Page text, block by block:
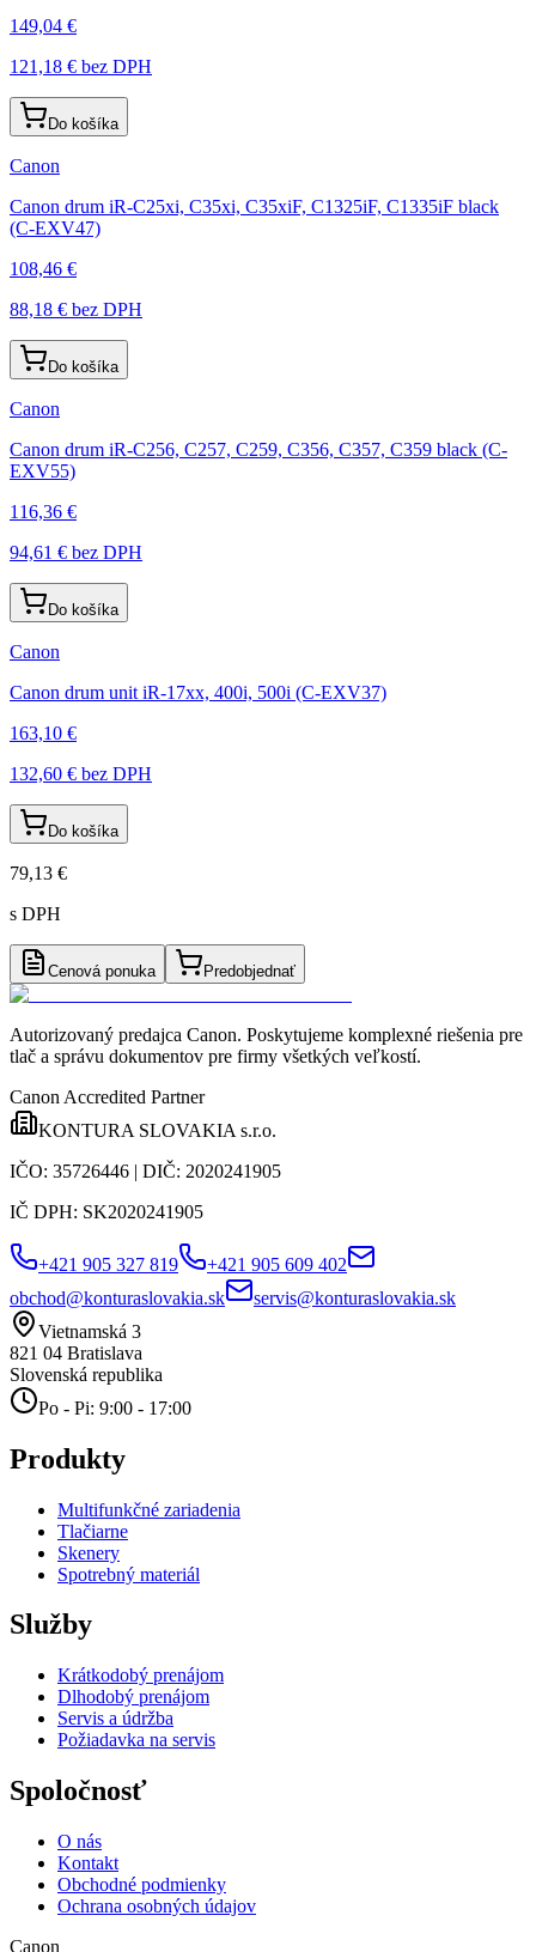
149,04 €
121,18 € bez DPH
Do košíka
Canon
Canon drum iR-C25xi, C35xi, C35xiF, C1325iF, C1335iF black
(C-EXV47)
108,46 €
88,18 € bez DPH
Do košíka
Canon
Canon drum iR-C256, C257, C259, C356, C357, C359 black (C-
EXV55)
116,36 €
94,61 € bez DPH
Do košíka
Canon
Canon drum unit iR-17xx, 400i, 500i (C-EXV37)
163,10 €
132,60 € bez DPH
Do košíka
79,13 €
s DPH
Cenová ponuka Predobjednať
Autorizovaný predajca Canon. Poskytujeme komplexné riešenia pre
tlač a správu dokumentov pre firmy všetkých veľkostí.
Canon Accredited Partner
KONTURA SLOVAKIA s.r.o.
IČO: 35726446 | DIČ: 2020241905
IČ DPH: SK2020241905
+421 905 327 819
+421 905 609 402
obchod@konturaslovakia.sk
servis@konturaslovakia.sk
Vietnamská 3
821 04 Bratislava
Slovenská republika
Po - Pi: 9:00 - 17:00
Produkty
Multifunkčné zariadenia
Tlačiarne
Skenery
Spotrebný materiál
Služby
Krátkodobý prenájom
Dlhodobý prenájom
Servis a údržba
Požiadavka na servis
Spoločnosť
O nás
Kontakt
Obchodné podmienky
Ochrana osobných údajov
Canon